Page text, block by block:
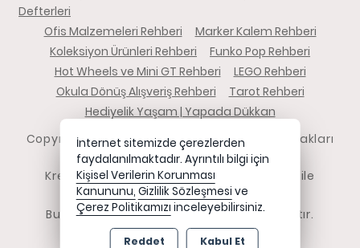
Defterleri
Ofis Malzemeleri Rehberi
Marker Kalem Rehberi
Koleksiyon Ürünleri Rehberi
Funko Pop Rehberi
Hot Wheels ve Mini GT Rehberi
LEGO Rehberi
Okula Dönüş Alışveriş Rehberi
Tarot Rehberi
Hediyelik Yaşam | Yapada Dükkan
Copyright 2026 yapadadukkan.com - Tüm hakları
saklıdır.
Kredi kartı bilgileriniz 256bit SSL sertifikası ile
korunmaktadır.
Bu site AKINSOFT E-Ticaret ile hazırlanmıştır.
İnternet sitemizde çerezlerden
faydalanılmaktadır. Ayrıntılı bilgi için
Kişisel Verilerin Korunması
Kanununu, Gizlilik Sözleşmesi ve
Çerez Politikamızı inceleyebilirsiniz.
Reddet Kabul Et